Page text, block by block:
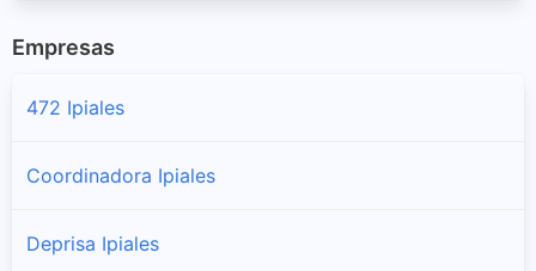
Empresas
472 Ipiales
Coordinadora Ipiales
Deprisa Ipiales